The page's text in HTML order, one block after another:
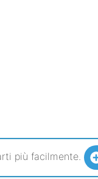
più facilmente.